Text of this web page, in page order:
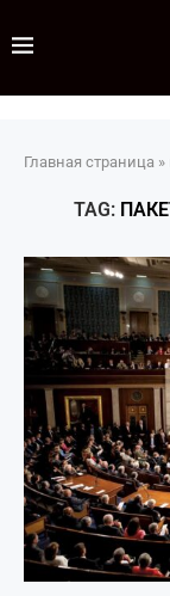
Главная страница »
TAG: